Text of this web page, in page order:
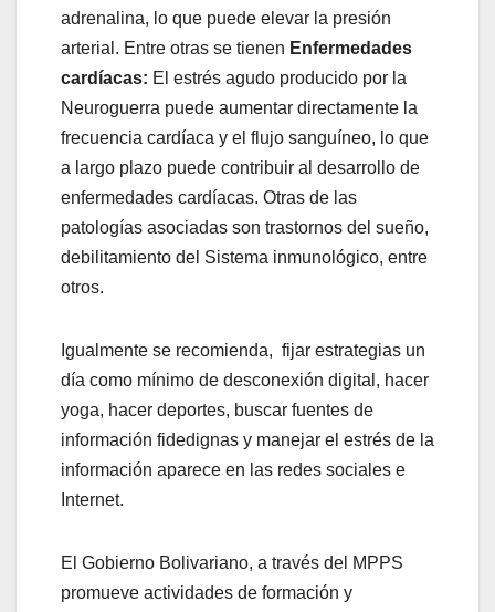
adrenalina, lo que puede elevar la presión
arterial. Entre otras se tienen Enfermedades
cardíacas: El estrés agudo producido por la
Neuroguerra puede aumentar directamente la
frecuencia cardíaca y el flujo sanguíneo, lo que
a largo plazo puede contribuir al desarrollo de
enfermedades cardíacas. Otras de las
patologías asociadas son trastornos del sueño,
debilitamiento del Sistema inmunológico, entre
otros.
Igualmente se recomienda, fijar estrategias un
día como mínimo de desconexión digital, hacer
yoga, hacer deportes, buscar fuentes de
información fidedignas y manejar el estrés de la
información aparece en las redes sociales e
Internet.
El Gobierno Bolivariano, a través del MPPS
promueve actividades de formación y